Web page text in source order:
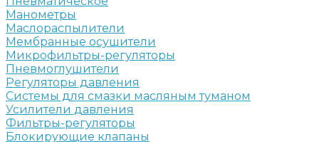
Манометры
Маслораспылители
Мембранные осушители
Микрофильтры-регуляторы
Пневмоглушители
Регуляторы давления
Системы для смазки масляным туманом
Усилители давления
Фильтры-регуляторы
Блокирующие клапаны